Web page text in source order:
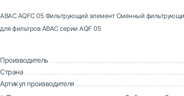
ABAC AQFC 05 Фильтрующий элемент Сменный
для фильтров АВАС серии AQF 05
Производитель
Страна
Артикул производителя